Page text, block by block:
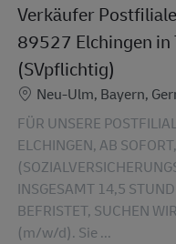
Verkäufer
89527 Elchingen in
(SVpflichtig)
Location
Neu-Ulm, Bayern,
FÜR UNSERE
ELCHINGEN, AB
INSGESAMT 14,5
BEFRISTET, SUCHEN
(m/w/d). Sie ...